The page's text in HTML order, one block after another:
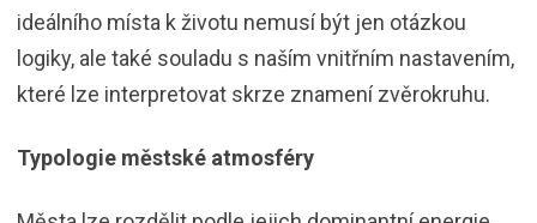
ideálního místa k životu nemusí být jen otázkou
logiky, ale také souladu s naším vnitřním nastavením,
které lze interpretovat skrze znamení zvěrokruhu.
Typologie městské atmosféry